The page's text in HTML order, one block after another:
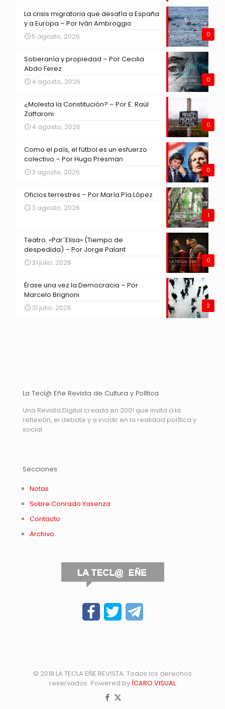
0
La crisis migratoria que desafía a España
y a Europa – Por Iván Ambroggio
5 agosto, 2026
0
Soberanía y propiedad – Por Cecilia
Abdo Ferez
4 agosto, 2026
0
¿Molesta la Constitución? – Por E. Raúl
Zaffaroni
4 agosto, 2026
0
Como el país, el fútbol es un esfuerzo
colectivo – Por Hugo Presman
3 agosto, 2026
1
Oficios terrestres – Por María Pía López
3 agosto, 2026
0
Teatro. «Par´Elisa» (Tiempo de
despedida) – Por Jorge Palant
31 julio, 2026
2
Érase una vez la Democracia – Por
Marcelo Brignoni
31 julio, 2026
La Tecl@ Eñe Revista de Cultura y Política
Una Revista Digital creada en 2001 que invita a la
reflexión, el debate y a incidir en la realidad política y
social.
Secciones
Notas
Sobre Conrado Yasenza
Contacto
Archivo
© 2018 LA TECLA EÑE REVISTA. Todos los derechos
reservados. Powered by ÍCARO VISUAL